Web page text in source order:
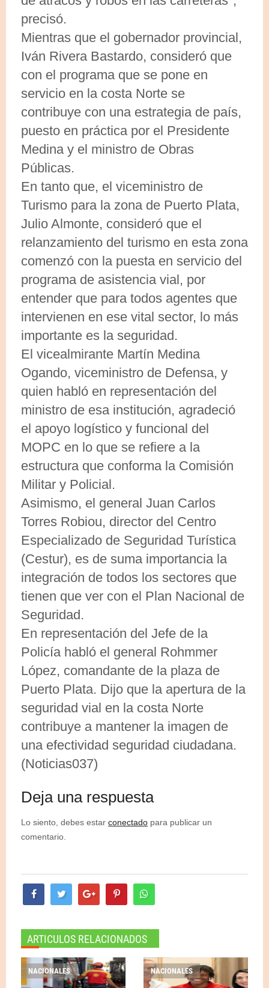
precisó.
Mientras que el gobernador provincial,
Iván Rivera Bastardo, consideró que
con el programa que se pone en
servicio en la costa Norte se
contribuye con una estrategia de país,
puesto en práctica por el Presidente
Medina y el ministro de Obras
Públicas.
En tanto que, el viceministro de
Turismo para la zona de Puerto Plata,
Julio Almonte, consideró que el
relanzamiento del turismo en esta zona
comenzó con la puesta en servicio del
programa de asistencia vial, por
entender que para todos agentes que
intervienen en ese vital sector, lo más
importante es la seguridad.
El vicealmirante Martín Medina
Ogando, viceministro de Defensa, y
quien habló en representación del
ministro de esa institución, agradeció
el apoyo logístico y funcional del
MOPC en lo que se refiere a la
estructura que conforma la Comisión
Militar y Policial.
Asimismo, el general Juan Carlos
Torres Robiou, director del Centro
Especializado de Seguridad Turística
(Cestur), es de suma importancia la
integración de todos los sectores que
tienen que ver con el Plan Nacional de
Seguridad.
En representación del Jefe de la
Policía habló el general Rohmmer
López, comandante de la plaza de
Puerto Plata. Dijo que la apertura de la
seguridad vial en la costa Norte
contribuye a mantener la imagen de
una efectividad seguridad ciudadana.
(Noticias037)
Deja una respuesta
Lo siento, debes estar conectado para publicar un
comentario.
ARTICULOS RELACIONADOS
NACIONALES NACIONALES